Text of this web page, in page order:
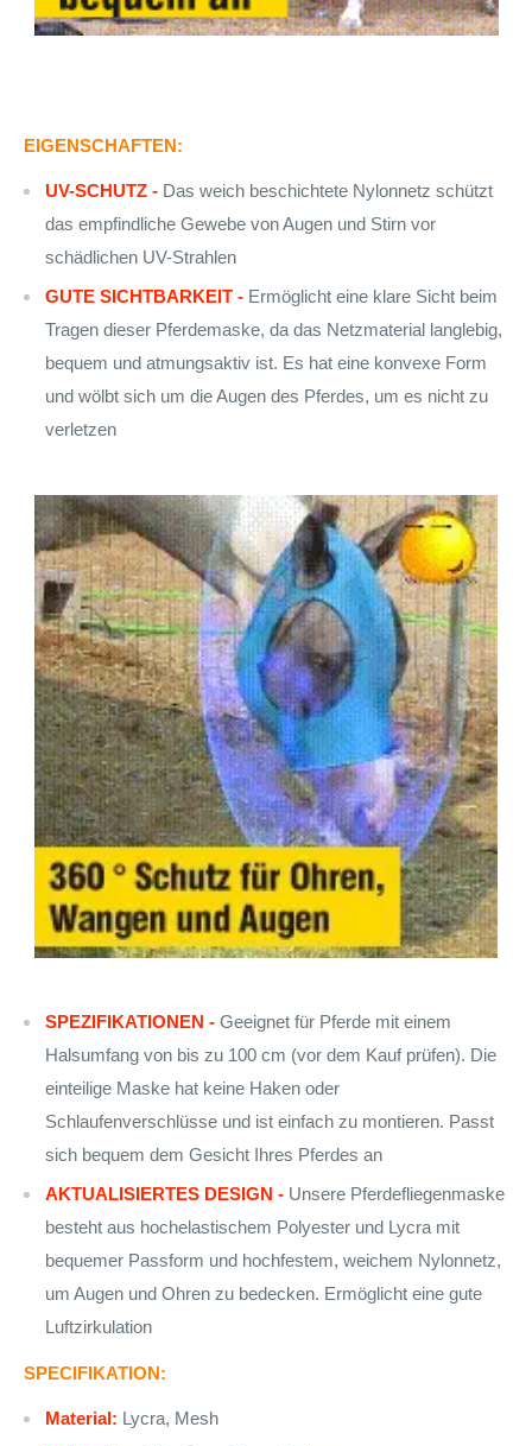
EIGENSCHAFTEN:
UV-SCHUTZ - Das weich beschichtete Nylonnetz schützt
das empfindliche Gewebe von Augen und Stirn vor
schädlichen UV-Strahlen
GUTE SICHTBARKEIT - Ermöglicht eine klare Sicht beim
Tragen dieser Pferdemaske, da das Netzmaterial langlebig,
bequem und atmungsaktiv ist. Es hat eine konvexe Form
und wölbt sich um die Augen des Pferdes, um es nicht zu
verletzen
SPEZIFIKATIONEN - Geeignet für Pferde mit einem
Halsumfang von bis zu 100 cm (vor dem Kauf prüfen). Die
einteilige Maske hat keine Haken oder
Schlaufenverschlüsse und ist einfach zu montieren. Passt
sich bequem dem Gesicht Ihres Pferdes an
AKTUALISIERTES DESIGN - Unsere Pferdefliegenmaske
besteht aus hochelastischem Polyester und Lycra mit
bequemer Passform und hochfestem, weichem Nylonnetz,
um Augen und Ohren zu bedecken. Ermöglicht eine gute
Luftzirkulation
SPECIFIKATION:
Material: Lycra, Mesh